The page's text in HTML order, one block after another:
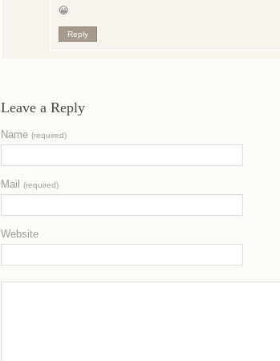
😀
Reply
Leave a Reply
Name (required)
Mail (required)
Website